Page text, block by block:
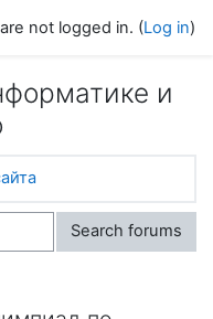
not logged in. (Log in)
и
Search forums